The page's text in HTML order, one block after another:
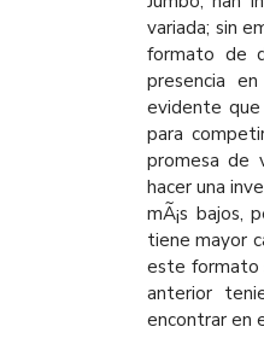
variada; sin
formato de
presencia
evidente
para
promesa de
hacer una
mÃ¡s bajos,
tiene mayor
este formato
anterior
encontrar en